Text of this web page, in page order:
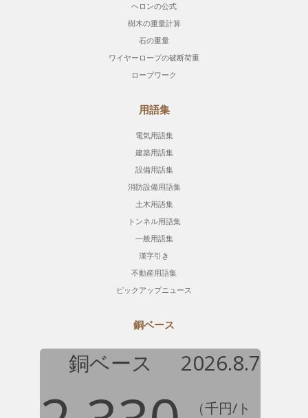
ヘロンの公式
樹木の重量計算
石の重量
ワイヤーロープの破断荷重
ロープワーク
用語集
電気用語集
建築用語集
設備用語集
消防設備用語集
土木用語集
トンネル用語集
一般用語集
漢字引き
不動産用語集
ピックアップニュース
銅ベース
銅ベース 2026.8.7
（千円/ト